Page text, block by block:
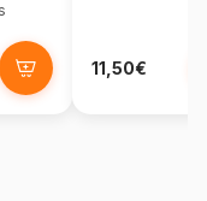
11,50€